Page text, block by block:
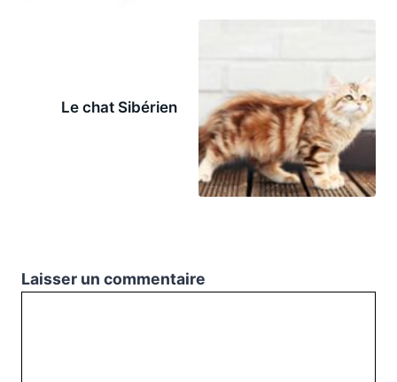
Le chat Sibérien
Laisser un commentaire